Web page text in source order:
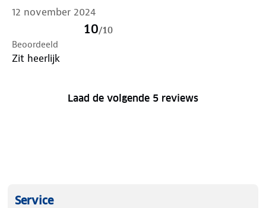
12 november 2024
10/10
Beoordeeld
Zit heerlijk
Laad de volgende 5 reviews
Service